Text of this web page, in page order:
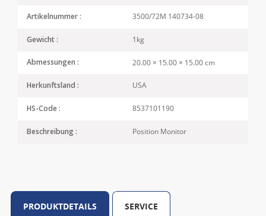
Artikelnummer : 3500/72M 140734-08
Gewicht : 1kg
Abmessungen : 20.00 × 15.00 × 15.00 cm
Herkunftsland : USA
HS-Code : 8537101190
Beschreibung : Position Monitor
PRODUKTDETAILS SERVICE